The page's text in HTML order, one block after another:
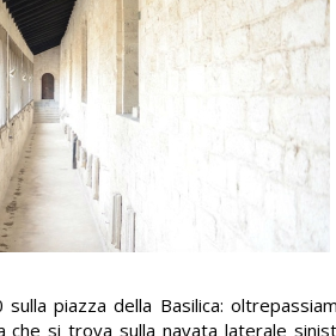
piazza della Basilica:
si trova sulla navata laterale